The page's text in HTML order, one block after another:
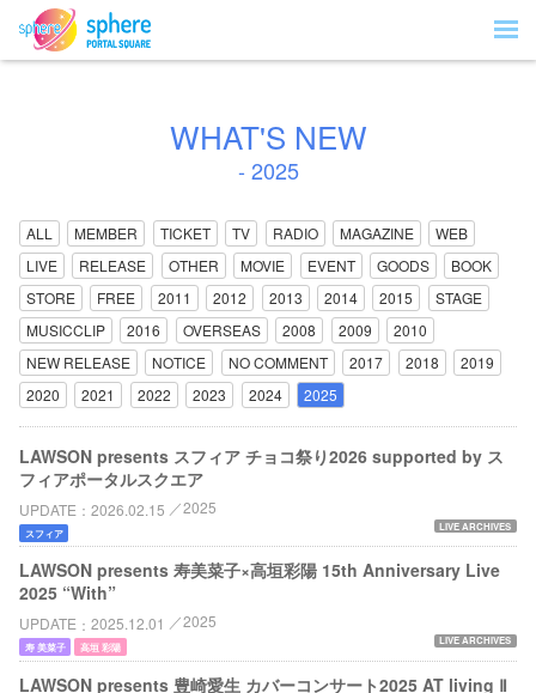
WHAT'S NEW
- 2025
ALL MEMBER TICKET TV RADIO MAGAZINE
WEB
LIVE
RELEASE OTHER MOVIE EVENT GOODS
BOOK
STORE
FREE 2011 2012 2013 2014 2015
STAGE
MUSICCLIP
2016 OVERSEAS 2008 2009
2010
NEW RELEASE
NOTICE NO COMMENT 2017 2018
2019
2020
2021 2022 2023 2024 2025
LAWSON presents スフィア チョコ祭り2026 supported by ス
フィアポータルスクエア
UPDATE 2026.02.15 2025
LIVE ARCHIVES
スフィア
LAWSON presents 寿美菜子×高垣彩陽 15th Anniversary Live
2025 “With”
UPDATE 2025.12.01 2025
LIVE ARCHIVES
寿 美菜子 高垣 彩陽
LAWSON presents 豊崎愛⽣ カバーコンサート2025 AT living Ⅱ